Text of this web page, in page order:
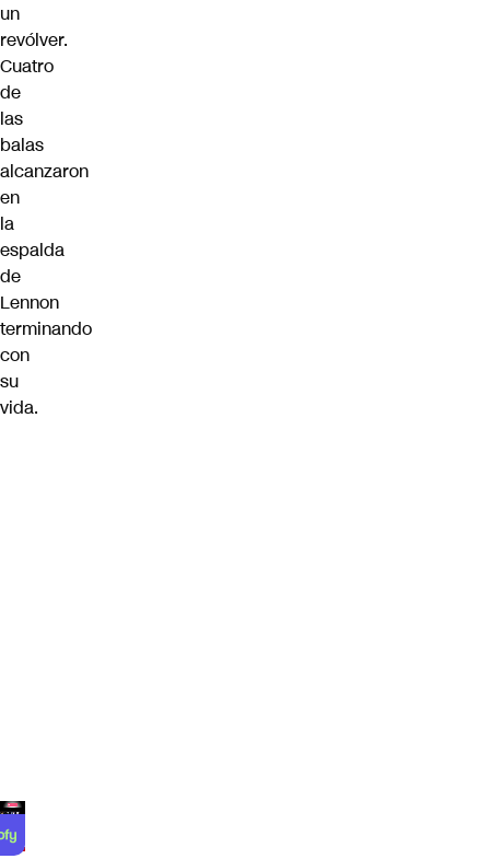
un
revólver.
Cuatro
de
las
balas
alcanzaron
en
la
espalda
de
Lennon
terminando
con
su
vida.